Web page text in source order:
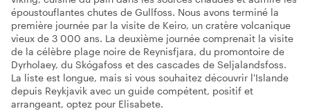
époustouflantes chutes de Gullfoss. Nous avons terminé la
première journée par la visite de Keiro, un cratère volcanique
vieux de 3 000 ans. La deuxième journée comprenait la visite
de la célèbre plage noire de Reynisfjara, du promontoire de
Dyrholaey, du Skógafoss et des cascades de Seljalandsfoss.
La liste est longue, mais si vous souhaitez découvrir l'Islande
depuis Reykjavik avec un guide compétent, positif et
arrangeant, optez pour Elisabete.